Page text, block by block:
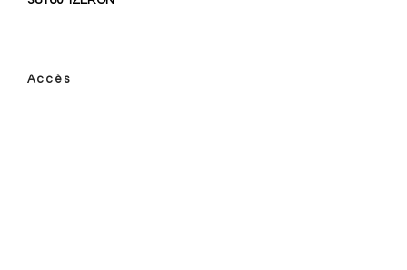
Accès